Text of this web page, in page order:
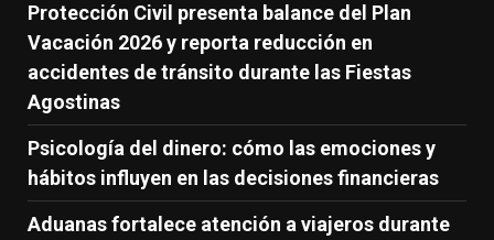
Protección Civil presenta balance del Plan
Vacación 2026 y reporta reducción en
accidentes de tránsito durante las Fiestas
Agostinas
Psicología del dinero: cómo las emociones y
hábitos influyen en las decisiones financieras
Aduanas fortalece atención a viajeros durante